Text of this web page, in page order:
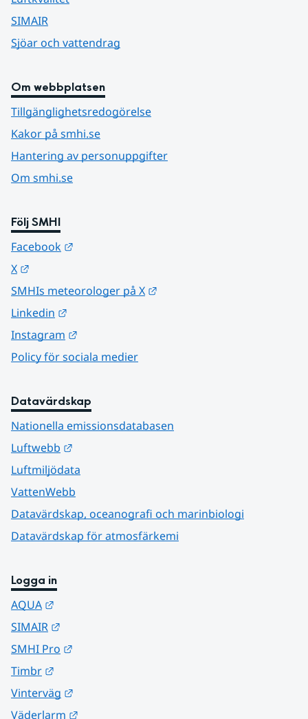
SIMAIR
Sjöar och vattendrag
Om webbplatsen
Tillgänglighetsredogörelse
Kakor på smhi.se
Hantering av personuppgifter
Om smhi.se
Följ SMHI
Facebook
X
SMHIs meteorologer på X
Linkedin
Instagram
Policy för sociala medier
Datavärdskap
Nationella emissionsdatabasen
Luftwebb
Luftmiljödata
VattenWebb
Datavärdskap, oceanografi och marinbiologi
Datavärdskap för atmosfärkemi
Logga in
AQUA
SIMAIR
SMHI Pro
Timbr
Vinterväg
Väderlarm